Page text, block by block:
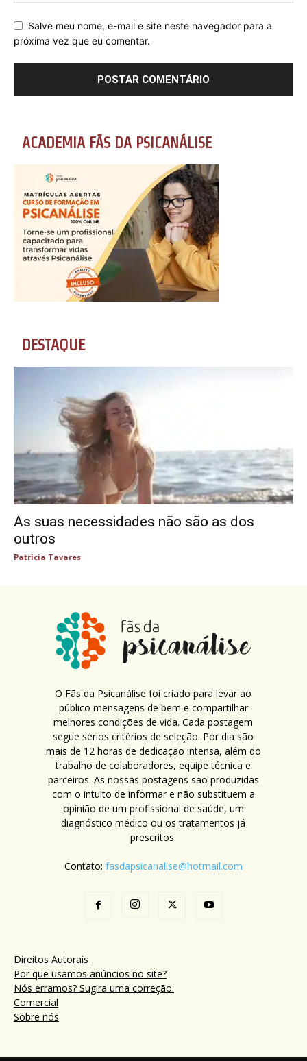
Salve meu nome, e-mail e site neste navegador para a
próxima vez que eu comentar.
ACADEMIA FÃS DA PSICANÁLISE
DESTAQUE
As suas necessidades não são as dos
outros
Patricia Tavares
O Fãs da Psicanálise foi criado para levar ao
público mensagens de bem e compartilhar
melhores condições de vida. Cada postagem
segue sérios critérios de seleção. Por dia são
mais de 12 horas de dedicação intensa, além do
trabalho de colaboradores, equipe técnica e
parceiros. As nossas postagens são produzidas
com o intuito de informar e não substituem a
opinião de um profissional de saúde, um
diagnóstico médico ou os tratamentos já
prescritos.
Contato: fasdapsicanalise@hotmail.com
Direitos Autorais
Por que usamos anúncios no site?
Nós erramos? Sugira uma correção.
Comercial
Sobre nós